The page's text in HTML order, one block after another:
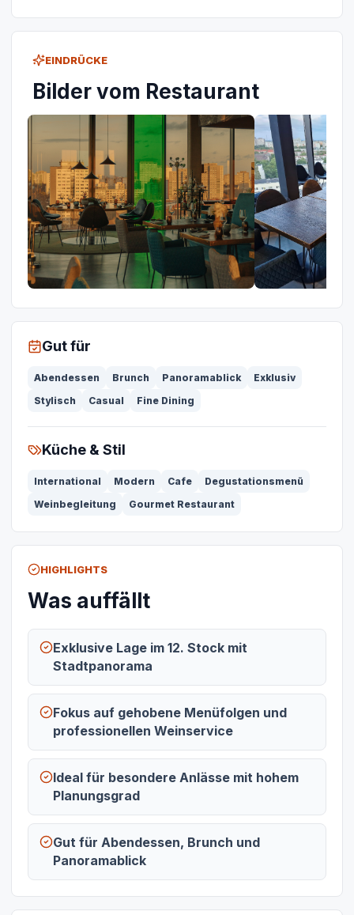
EINDRÜCKE
Bilder vom Restaurant
Gut für
Abendessen Brunch Panoramablick
Exklusiv
Stylisch
Casual Fine Dining
Küche & Stil
International Modern Cafe
Degustationsmenü
Weinbegleitung
Gourmet Restaurant
HIGHLIGHTS
Was auffällt
Exklusive Lage im 12. Stock mit
Stadtpanorama
Fokus auf gehobene Menüfolgen und
professionellen Weinservice
Ideal für besondere Anlässe mit hohem
Planungsgrad
Gut für Abendessen, Brunch und
Panoramablick